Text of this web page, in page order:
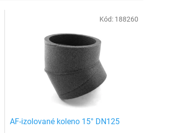
AF-izolované koleno 15° DN125
Kód: 188260